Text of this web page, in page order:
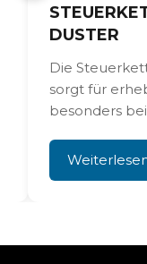
DUSTER
Die
sorgt für
besonders